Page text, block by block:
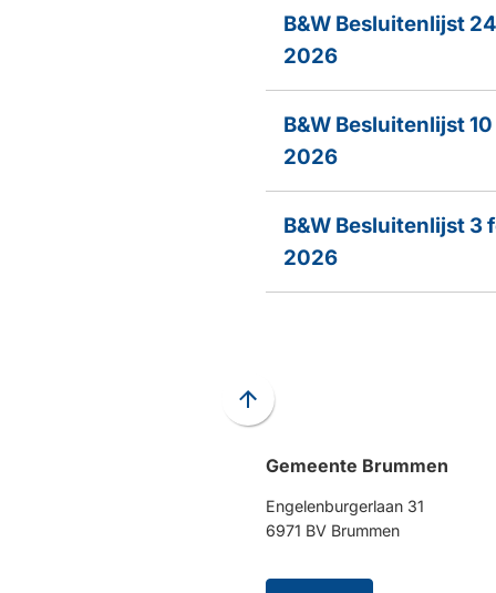
B&W Besluitenlijst
2026
B&W Besluitenlijst
2026
B&W Besluitenlijst 3
2026
Scroll
boven
het
van
Gemeente Brummen
Engelenburgerlaan 31
6971 BV Brummen